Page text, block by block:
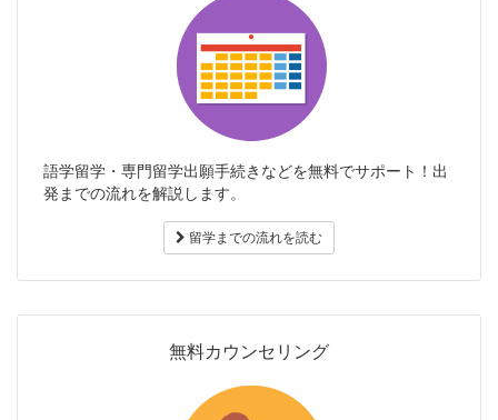
語学留学・専門留学出願手続きなどを無料でサポート！出
発までの流れを解説します。
留学までの流れを読む
無料カウンセリング